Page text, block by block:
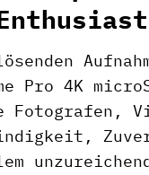
Pro 4K